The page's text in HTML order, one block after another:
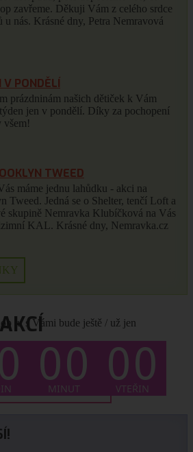
zavřeme. Děkuji Vám z celého srdce
u nás. Krásné dny, Petra Nemravová
V PONDĚLÍ
prázdninám našich dětiček k Vám
jen v pondělí. Díky za pochopení
všem!
TWEED
máme jednu lahůdku - akci na
Tweed. Jedná se o Shelter, tenčí Loft a
skupině Nemravka Klubíčková na Vás
KAL. Krásné dny, Nemravka.cz
tu s Vámi bude ještě / už jen
KALENDÁŘ ZDE